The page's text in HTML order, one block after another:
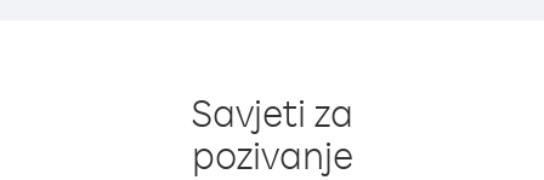
Savjeti za
pozivanje